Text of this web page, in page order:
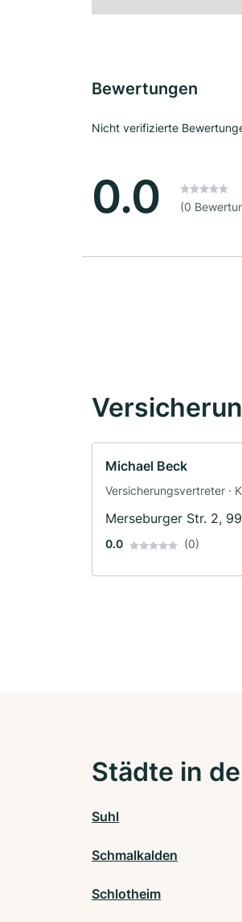
Bewertungen
Nicht verifizierte
0.0 (0
Michael Beck
Versicherungsvertreter ·
Merseburger Str. 2,
0.0 (0)
Städte in
Suhl
Schmalkalden
Schlotheim